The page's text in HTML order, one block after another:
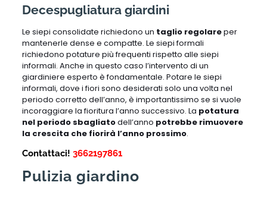
Decespugliatura giardini
Le siepi consolidate richiedono un taglio regolareper
mantenerle dense e compatte. Le siepi formali
richiedono potature più frequenti rispetto alle siepi
informali. Anche in questo caso l’intervento di un
giardiniere esperto è fondamentale. Potare le siepi
informali, dove i fiori sono desiderati solo una volta nel
periodo corretto dell’anno, è importantissimo se si vuole
incoraggiare la fioritura l’anno successivo. La potatura
nel periodo sbagliatodell’anno potrebbe rimuovere
la crescita che fiorirà l’anno prossimo.
Contattaci! 3662197861
Pulizia giardino